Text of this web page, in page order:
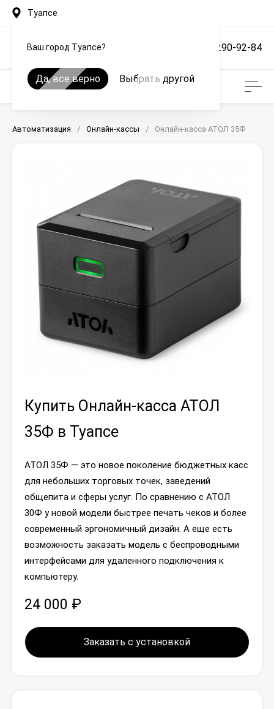
Туапсе
Ваш город Туапсе?
Да, все верно Выбрать другой
+7 (861) 290-92-84
Автоматизация / Онлайн-кассы / Онлайн-касса АТОЛ 35Ф
Купить Онлайн-касса АТОЛ
35Ф в Туапсе
АТОЛ 35Ф — это новое поколение бюджетных касс
для небольших торговых точек, заведений
общепита и сферы услуг. По сравнению с АТОЛ
30Ф у новой модели быстрее печать чеков и более
современный эргономичный дизайн. А еще есть
возможность заказать модель с беспроводными
интерфейсами для удаленного подключения к
компьютеру.
24 000 ₽
Заказать с установкой